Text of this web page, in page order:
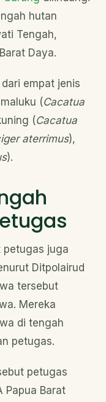
hutan
Tengah,
Daya.
empat jenis
(Cacatua
(Cacatua
aterrimus),
).
petugas juga
Ditpolairud
tersebut
Mereka
di tengah
petugas.
petugas
Papua Barat